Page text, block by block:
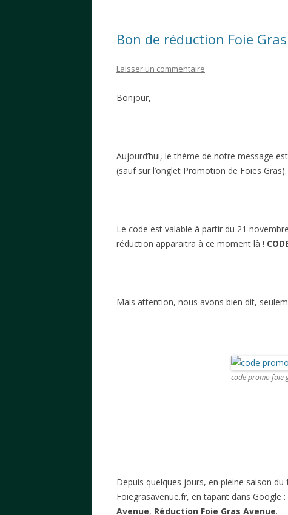
Bon de réduction Foie
Laisser un commentaire
Bonjour,
Aujourd’hui, le thème de notre message
(sauf sur l’onglet Promotion de Foies Gras).
Le code est valable à partir du 21
réduction apparaitra à ce moment là !
Mais attention, nous avons bien dit,
code promo foie
Depuis quelques jours, en pleine saison
Foiegrasavenue.fr, en tapant dans Google :
Avenue, Réduction Foie Gras Avenue.